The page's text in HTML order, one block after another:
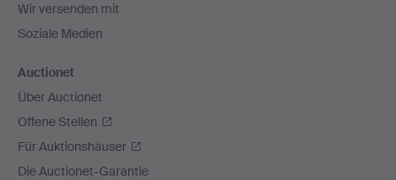
Wir versenden mit
Soziale Medien
Auctionet
Über Auctionet
Offene Stellen
Für Auktionshäuser
Die Auctionet-Garantie